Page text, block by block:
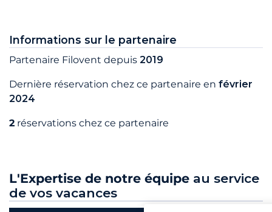
Informations sur le partenaire
Partenaire Filovent depuis 2019
Dernière réservation chez ce partenaire en février
2024
2 réservations chez ce partenaire
L'Expertise de notre équipe au service
de vos vacances